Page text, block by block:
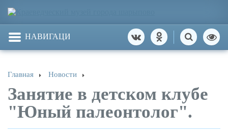
НАВИГАЦИЯ
Главная Новости
Занятие в детском клубе
"Юный палеонтолог".